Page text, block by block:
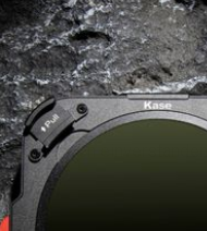
mit ihnen einverstanden.